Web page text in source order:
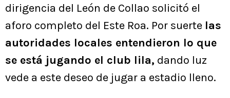
dirigencia del León de Collao solicitó el
aforo completo del Este Roa. Por suerte las
autoridades locales entendieron lo que
se está jugando el club lila, dando luz
vede a este deseo de jugar a estadio lleno.